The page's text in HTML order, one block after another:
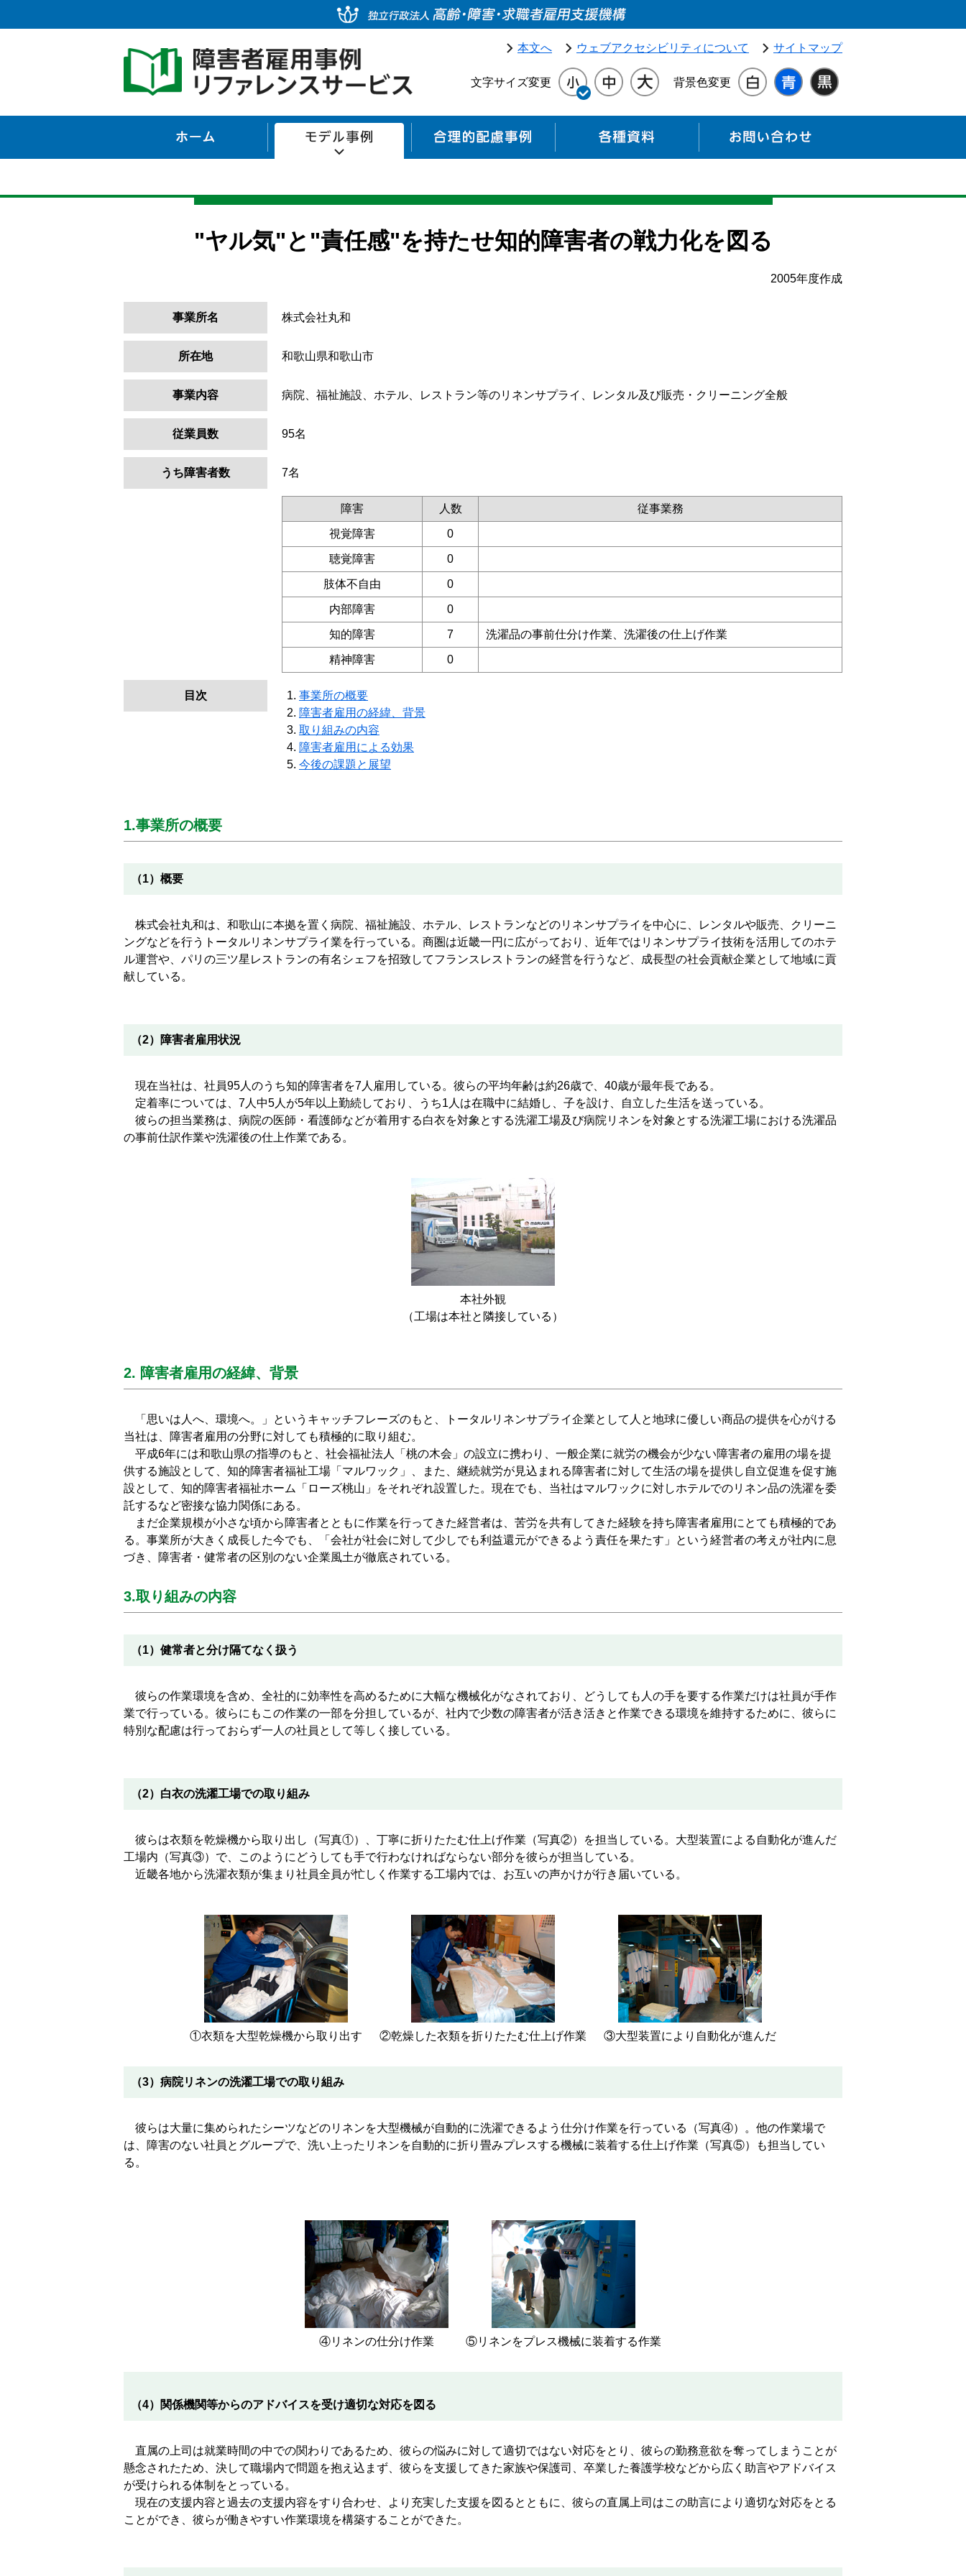
本文へ ウェブアクセシビリティについて サイトマップ
文字サイズ変更 背景色変更
モデル事例 合理的配慮事例 各種資料
"ヤル気"と"責任感"を持たせ知的障害者の戦力化を図る
2005年度作成
事業所名 株式会社丸和
所在地 和歌山県和歌山市
事業内容 病院、福祉施設、ホテル、レストラン等のリネンサプライ、レンタル及び販売・クリーニング全般
従業員数 95名
うち障害者数 7名
障害 人数 従事業務
視覚障害 0
聴覚障害 0
肢体不自由 0
内部障害 0
知的障害 7 洗濯品の事前仕分け作業、洗濯後の仕上げ作業
精神障害 0
目次
事業所の概要
障害者雇用の経緯、背景
取り組みの内容
障害者雇用による効果
今後の課題と展望
1.事業所の概要
（1）概要
株式会社丸和は、和歌山に本拠を置く病院、福祉施設、ホテル、レストランなどのリネンサプライを中心に、レンタルや販売、クリーニ
ングなどを行うトータルリネンサプライ業を行っている。商圏は近畿一円に広がっており、近年ではリネンサプライ技術を活用してのホテ
ル運営や、パリの三ツ星レストランの有名シェフを招致してフランスレストランの経営を行うなど、成長型の社会貢献企業として地域に貢
献している。
（2）障害者雇用状況
現在当社は、社員95人のうち知的障害者を7人雇用している。彼らの平均年齢は約26歳で、40歳が最年長である。
定着率については、7人中5人が5年以上勤続しており、うち1人は在職中に結婚し、子を設け、自立した生活を送っている。
彼らの担当業務は、病院の医師・看護師などが着用する白衣を対象とする洗濯工場及び病院リネンを対象とする洗濯工場における洗濯品
の事前仕訳作業や洗濯後の仕上作業である。
本社外観
（工場は本社と隣接している）
2. 障害者雇用の経緯、背景
「思いは人へ、環境へ。」というキャッチフレーズのもと、トータルリネンサプライ企業として人と地球に優しい商品の提供を心がける
当社は、障害者雇用の分野に対しても積極的に取り組む。
平成6年には和歌山県の指導のもと、社会福祉法人「桃の木会」の設立に携わり、一般企業に就労の機会が少ない障害者の雇用の場を提
供する施設として、知的障害者福祉工場「マルワック」、また、継続就労が見込まれる障害者に対して生活の場を提供し自立促進を促す施
設として、知的障害者福祉ホーム「ローズ桃山」をそれぞれ設置した。現在でも、当社はマルワックに対しホテルでのリネン品の洗濯を委
託するなど密接な協力関係にある。
まだ企業規模が小さな頃から障害者とともに作業を行ってきた経営者は、苦労を共有してきた経験を持ち障害者雇用にとても積極的であ
る。事業所が大きく成長した今でも、「会社が社会に対して少しでも利益還元ができるよう責任を果たす」という経営者の考えが社内に息
づき、障害者・健常者の区別のない企業風土が徹底されている。
3.取り組みの内容
（1）健常者と分け隔てなく扱う
彼らの作業環境を含め、全社的に効率性を高めるために大幅な機械化がなされており、どうしても人の手を要する作業だけは社員が手作
業で行っている。彼らにもこの作業の一部を分担しているが、社内で少数の障害者が活き活きと作業できる環境を維持するために、彼らに
特別な配慮は行っておらず一人の社員として等しく接している。
（2）白衣の洗濯工場での取り組み
彼らは衣類を乾燥機から取り出し（写真①）、丁寧に折りたたむ仕上げ作業（写真②）を担当している。大型装置による自動化が進んだ
工場内（写真③）で、このようにどうしても手で行わなければならない部分を彼らが担当している。
近畿各地から洗濯衣類が集まり社員全員が忙しく作業する工場内では、お互いの声かけが行き届いている。
①衣類を大型乾燥機から取り出す ②乾燥した衣類を折りたたむ仕上げ作業 ③大型装置により自動化が進んだ
（3）病院リネンの洗濯工場での取り組み
彼らは大量に集められたシーツなどのリネンを大型機械が自動的に洗濯できるよう仕分け作業を行っている（写真④）。他の作業場で
は、障害のない社員とグループで、洗い上ったリネンを自動的に折り畳みプレスする機械に装着する仕上げ作業（写真⑤）も担当してい
る。
④リネンの仕分け作業 ⑤リネンをプレス機械に装着する作業
（4）関係機関等からのアドバイスを受け適切な対応を図る
直属の上司は就業時間の中での関わりであるため、彼らの悩みに対して適切ではない対応をとり、彼らの勤務意欲を奪ってしまうことが
懸念されたため、決して職場内で問題を抱え込まず、彼らを支援してきた家族や保護司、卒業した養護学校などから広く助言やアドバイス
が受けられる体制をとっている。
現在の支援内容と過去の支援内容をすり合わせ、より充実した支援を図るとともに、彼らの直属上司はこの助言により適切な対応をとる
ことができ、彼らが働きやすい作業環境を構築することができた。